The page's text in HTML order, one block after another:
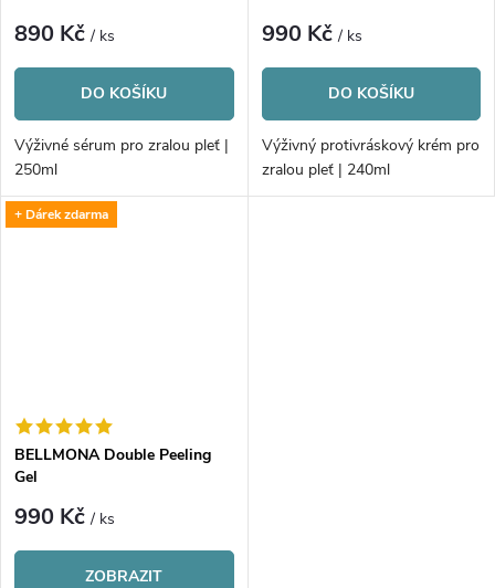
890 Kč/ ks
DO KOŠÍKU
Výživné sérum pro zralou pleť |
250ml
990 Kč/ ks
DO KOŠÍKU
Výživný protivráskový krém pro
zralou pleť | 240ml
+ Dárek zdarma
BELLMONA Double Peeling
Gel
990 Kč/ ks
ZOBRAZIT